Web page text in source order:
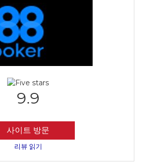
9.9
사이트 방문
리뷰 읽기